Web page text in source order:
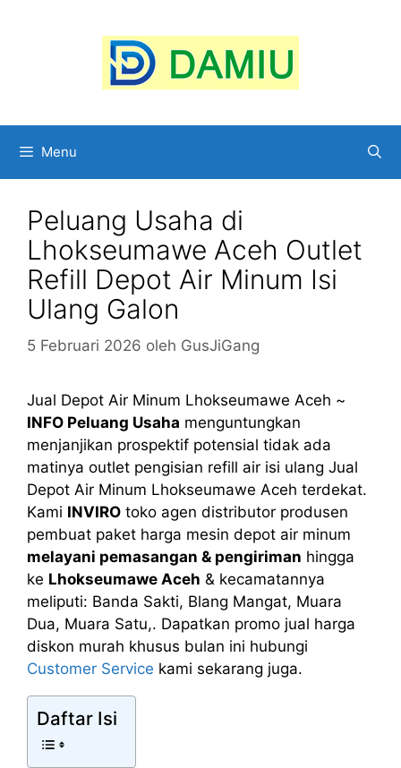
Menu
Peluang Usaha di
Lhokseumawe Aceh Outlet
Refill Depot Air Minum Isi
Ulang Galon
5 Februari 2026 oleh GusJiGang
Jual Depot Air Minum Lhokseumawe Aceh ~
INFO Peluang Usaha menguntungkan
menjanjikan prospektif potensial tidak ada
matinya outlet pengisian refill air isi ulang Jual
Depot Air Minum Lhokseumawe Aceh terdekat.
Kami INVIRO toko agen distributor produsen
pembuat paket harga mesin depot air minum
melayani pemasangan & pengiriman hingga
ke Lhokseumawe Aceh & kecamatannya
meliputi: Banda Sakti, Blang Mangat, Muara
Dua, Muara Satu,. Dapatkan promo jual harga
diskon murah khusus bulan ini hubungi
Customer Service kami sekarang juga.
Daftar Isi